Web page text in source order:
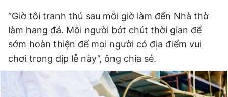
“Giờ tôi tranh thủ sau mỗi giờ làm đến Nhà thờ
làm hang đá. Mỗi người bớt chút thời gian để
sớm hoàn thiện để mọi người có địa điểm vui
chơi trong dịp lễ này”, ông chia sẻ.